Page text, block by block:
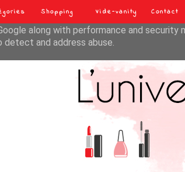
Shopping Vide-vanity Contact
from Google to deliver its services
along with performance and
and address abuse.